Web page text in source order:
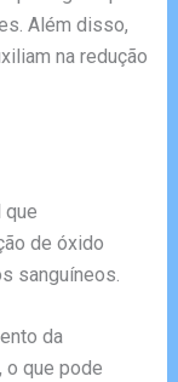
Além disso,
na redução
que
de óxido
sanguíneos.
da
o que pode